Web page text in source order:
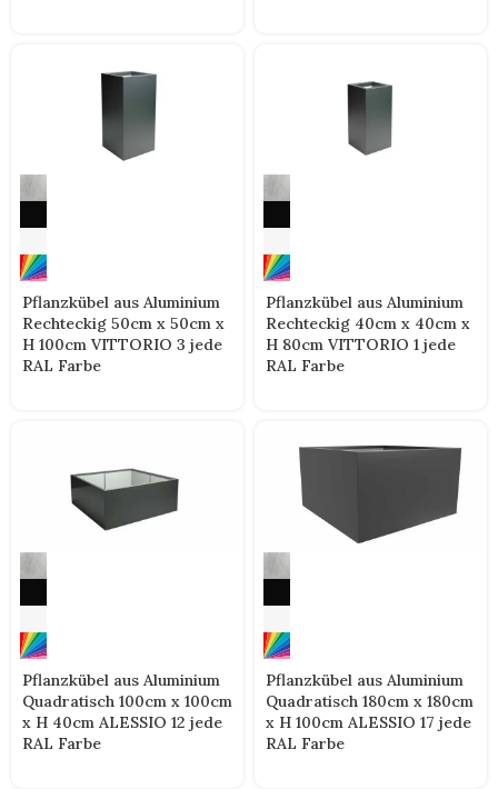
Pflanzkübel aus Aluminium
Rechteckig 50cm x 50cm x
H 100cm VITTORIO 3 jede
RAL Farbe
Pflanzkübel aus Aluminium
Rechteckig 40cm x 40cm x
H 80cm VITTORIO 1 jede
RAL Farbe
Pflanzkübel aus Aluminium
Quadratisch 100cm x 100cm
x H 40cm ALESSIO 12 jede
RAL Farbe
Pflanzkübel aus Aluminium
Quadratisch 180cm x 180cm
x H 100cm ALESSIO 17 jede
RAL Farbe